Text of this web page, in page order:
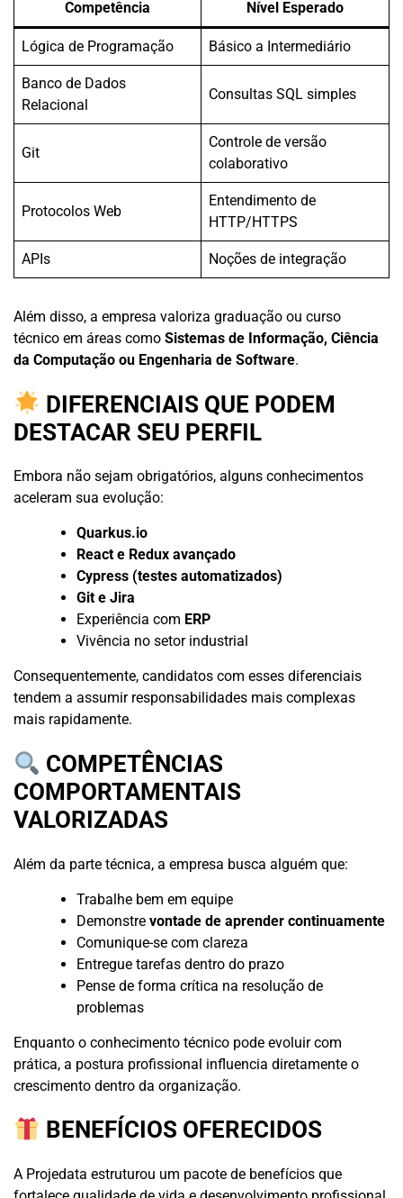
Competência Nível Esperado
Lógica de Programação Básico a Intermediário
Banco de Dados
Relacional
Consultas SQL simples
Git
Controle de versão
colaborativo
Protocolos Web
Entendimento de
HTTP/HTTPS
APIs Noções de integração
Além disso, a empresa valoriza graduação ou curso
técnico em áreas como Sistemas de Informação, Ciência
da Computação ou Engenharia de Software.
DIFERENCIAIS QUE PODEM
DESTACAR SEU PERFIL
Embora não sejam obrigatórios, alguns conhecimentos
aceleram sua evolução:
Quarkus.io
React e Redux avançado
Cypress (testes automatizados)
Git e Jira
Experiência com ERP
Vivência no setor industrial
Consequentemente, candidatos com esses diferenciais
tendem a assumir responsabilidades mais complexas
mais rapidamente.
COMPETÊNCIAS
COMPORTAMENTAIS
VALORIZADAS
Além da parte técnica, a empresa busca alguém que:
Trabalhe bem em equipe
Demonstre vontade de aprender continuamente
Comunique-se com clareza
Entregue tarefas dentro do prazo
Pense de forma crítica na resolução de
problemas
Enquanto o conhecimento técnico pode evoluir com
prática, a postura profissional influencia diretamente o
crescimento dentro da organização.
BENEFÍCIOS OFERECIDOS
A Projedata estruturou um pacote de benefícios que